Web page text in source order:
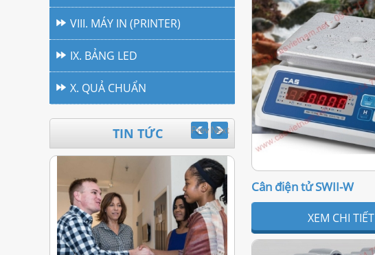
VIII. MÁY IN (PRINTER)
IX. BẢNG LED
X. QUẢ CHUẨN
TIN TỨC Prev Next
Cân điện tử SWII-W
XEM CHI TIẾT